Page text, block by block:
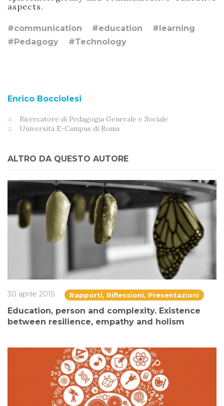
aspects.
#communication #education
#learning
#Pedagogy
#Technology
Enrico Bocciolesi
Ricercatore di Pedagogia Generale e Sociale
Università E-Campus di Roma
ALTRO DA QUESTO AUTORE
30 aprile 2015 Rapporti, Riflessioni, Presentazioni
Education, person and complexity. Existence
between resilience, empathy and holism